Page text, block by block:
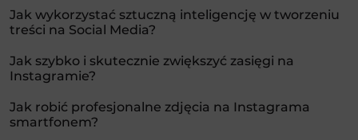
Jak wykorzystać sztuczną inteligencję w tworzeniu
treści na Social Media?
Jak szybko i skutecznie zwiększyć zasięgi na
Instagramie?
Jak robić profesjonalne zdjęcia na Instagrama
smartfonem?